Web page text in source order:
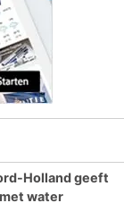
Holland geeft
water